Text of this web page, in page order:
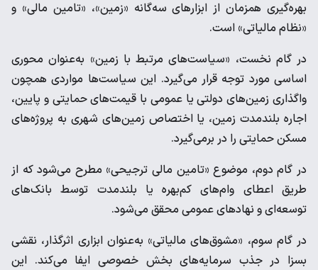
بهره‌گیری همزمان از ابزارهای سه‌گانه «زمین»، «تامین مالی» و
«نظام مالیاتی» است.
در گام نخست، «سیاست‌های مرتبط با زمین» به‌عنوان محوری
اساسی مورد توجه قرار می‌گیرد. این سیاست‌ها مواردی همچون
واگذاری زمین‌های دولتی یا عمومی با قیمت‌های حمایتی و پایین،
اجاره بلندمدت زمین، یا اختصاص زمین‌های شهری به پروژه‌های
مسکن حمایتی را در برمی‌گیرد.
در گام دوم، موضوع «تامین مالی ترجیحی» مطرح می‌شود که از
طریق اعطای وام‌های کم‌بهره یا بلندمدت توسط بانک‌های
توسعه‌ای و نهادهای عمومی محقق می‌شود.
در گام سوم، «مشوق‌های مالیاتی» به‌عنوان ابزاری اثرگذار، نقشی
بسزا در جذب سرمایه‌های بخش خصوصی ایفا می‌کند. این